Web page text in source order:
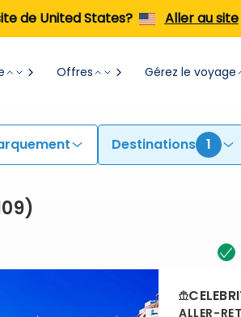
de United States? Aller au site
Offres Gérez le voyage
Destinations 1
)
ALLER-